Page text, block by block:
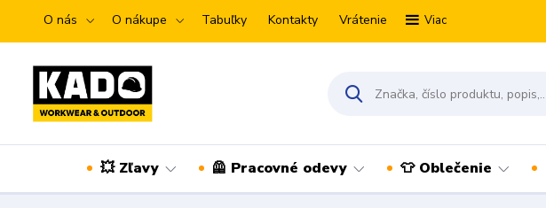
O nás O nákupe Tabuľky Kontakty Vrátenie Viac
💥 Zľavy 🦺 Pracovné odevy 👕 Oblečenie